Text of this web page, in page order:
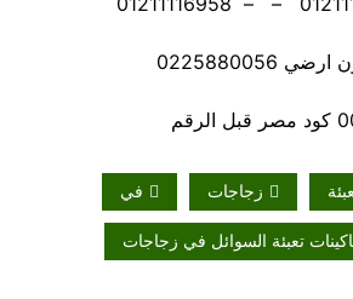
0225880056
الرقم
زجاجات في
تعبئة السوائل في زجاجات